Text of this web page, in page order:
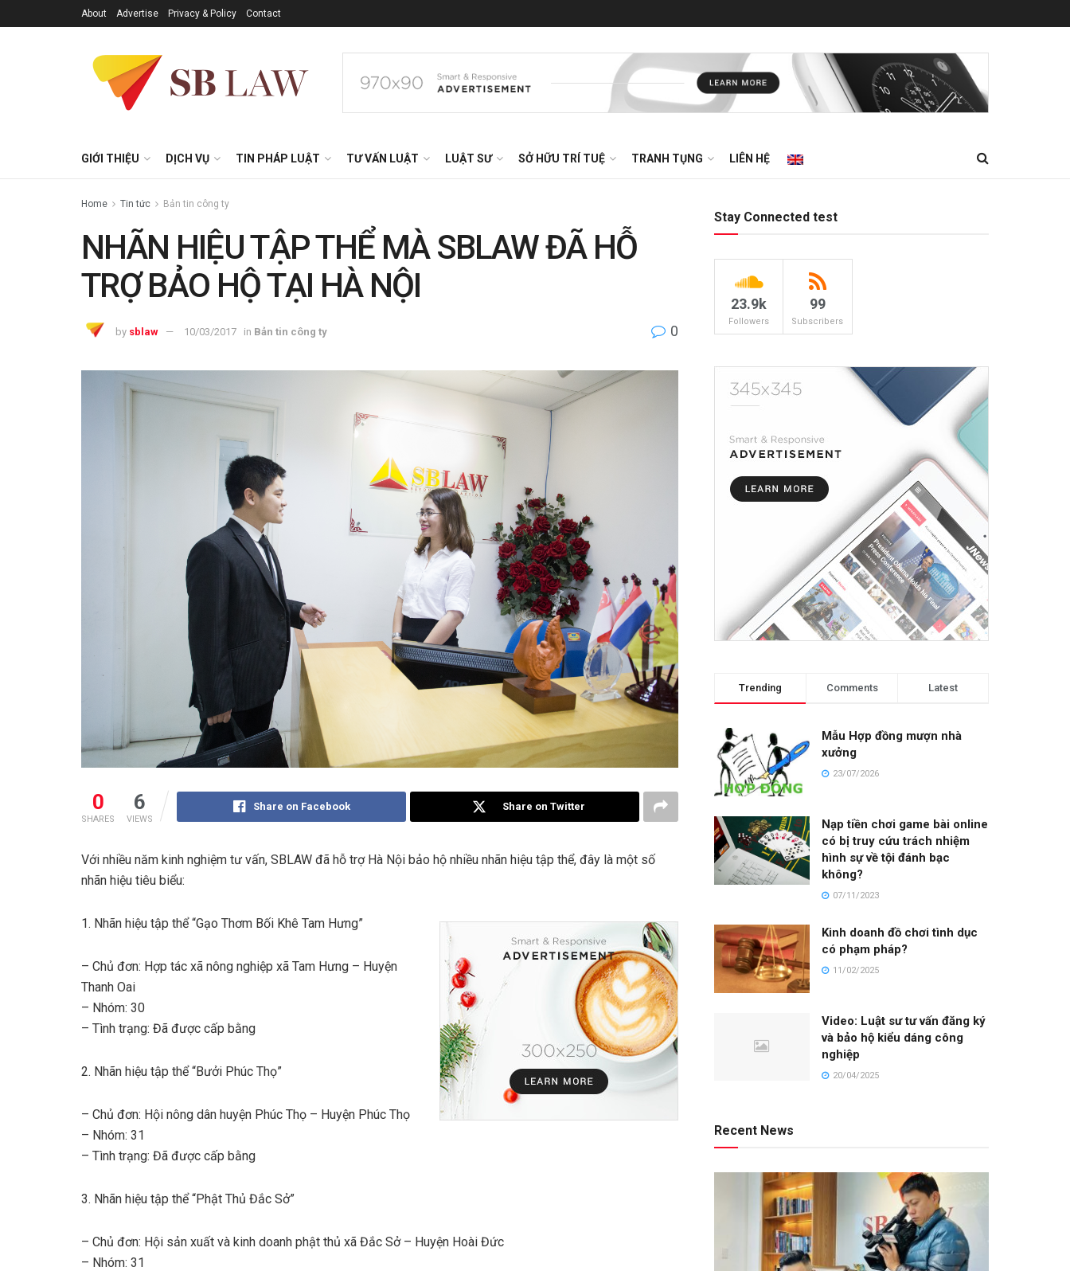
About Advertise Privacy & Policy Contact
GIỚI THIỆU DỊCH VỤ TIN PHÁP LUẬT TƯ VẤN LUẬT LUẬT SƯ SỞ HỮU TRÍ TUỆ TRANH TỤNG LIÊN HỆ
Home Tin tức Bản tin công ty
NHÃN HIỆU TẬP THỂ MÀ SBLAW ĐÃ HỖ
TRỢ BẢO HỘ TẠI HÀ NỘI
by sblaw 10/03/2017 in Bản tin công ty 0
0
SHARES
6
VIEWS
Share on Facebook Share on Twitter
Với nhiều năm kinh nghiệm tư vấn, SBLAW đã hỗ trợ Hà Nội bảo hộ nhiều nhãn hiệu tập thể, đây là một số
nhãn hiệu tiêu biểu:
1. Nhãn hiệu tập thể “Gạo Thơm Bối Khê Tam Hưng”
– Chủ đơn: Hợp tác xã nông nghiệp xã Tam Hưng – Huyện
Thanh Oai
– Nhóm: 30
– Tình trạng: Đã được cấp bằng
2. Nhãn hiệu tập thể “Bưởi Phúc Thọ”
– Chủ đơn: Hội nông dân huyện Phúc Thọ – Huyện Phúc Thọ
– Nhóm: 31
– Tình trạng: Đã được cấp bằng
3. Nhãn hiệu tập thể “Phật Thủ Đắc Sở”
– Chủ đơn: Hội sản xuất và kinh doanh phật thủ xã Đắc Sở – Huyện Hoài Đức
– Nhóm: 31
Stay Connected test
23.9k
Followers
99
Subscribers
Trending Comments Latest
Mẫu Hợp đồng mượn nhà
xưởng
23/07/2026
Nạp tiền chơi game bài online
có bị truy cứu trách nhiệm
hình sự về tội đánh bạc
không?
07/11/2023
Kinh doanh đồ chơi tình dục
có phạm pháp?
11/02/2025
Video: Luật sư tư vấn đăng ký
và bảo hộ kiểu dáng công
nghiệp
20/04/2025
Recent News